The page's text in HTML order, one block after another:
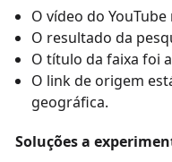
O vídeo do
O resultado da
O título da faixa foi
O link de origem
geográfica.
Soluções a